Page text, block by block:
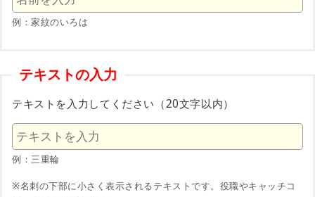
例：家紋のいろは
テキストの入力
テキストを入力してください（20文字以内）
例：三重輪
※名刺の下部に小さく表示されるテキストです。役職やキャッチコ